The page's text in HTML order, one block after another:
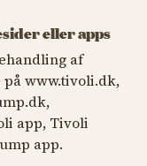
eller apps
af
www.tivoli.dk,
app, Tivoli
app.